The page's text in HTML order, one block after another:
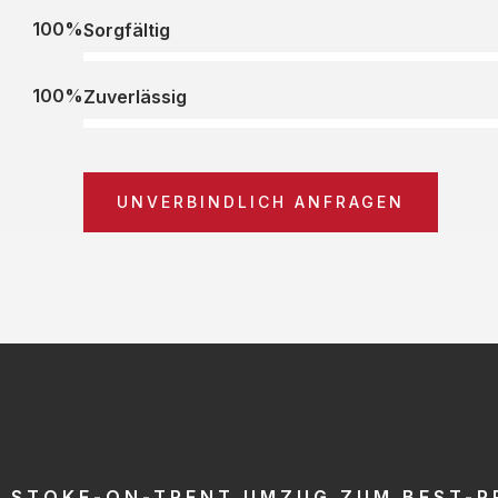
Sorgfältig
100%
Zuverlässig
100%
UNVERBINDLICH ANFRAGEN